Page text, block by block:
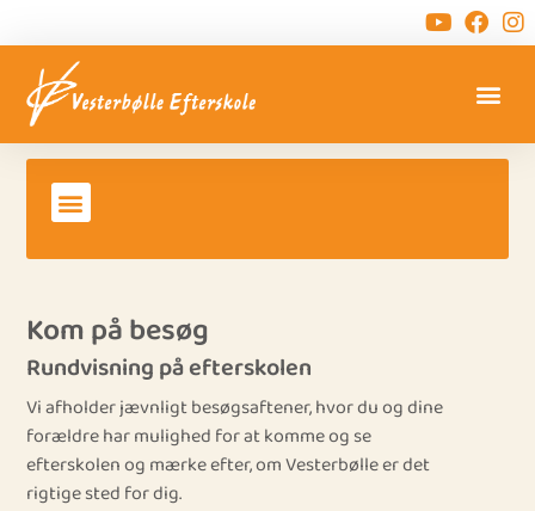
Kom på besøg
Rundvisning på efterskolen
Vi afholder jævnligt besøgsaftener, hvor du og dine
forældre har mulighed for at komme og se
efterskolen og mærke efter, om Vesterbølle er det
rigtige sted for dig.